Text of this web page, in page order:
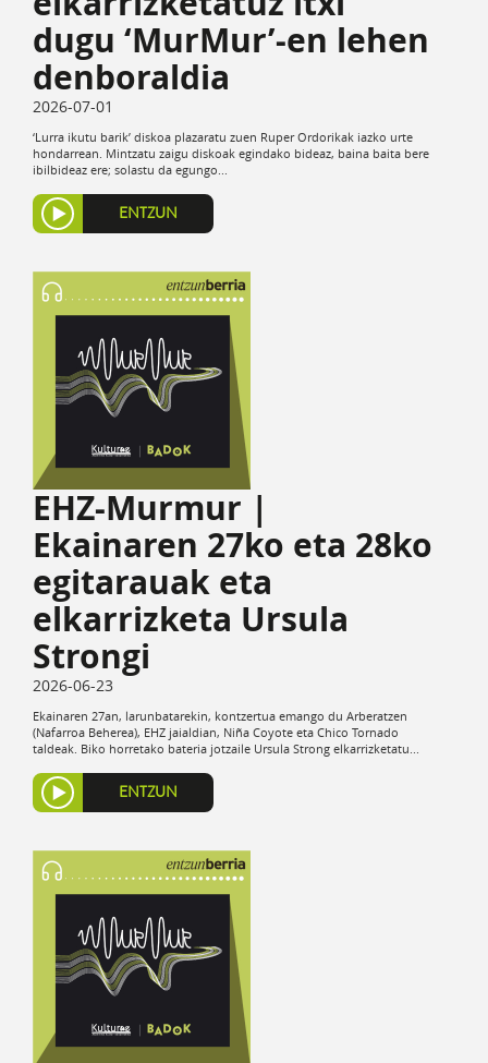
dugu ‘MurMur’-en lehen
denboraldia
2026-07-01
‘Lurra ikutu barik’ diskoa plazaratu zuen Ruper Ordorikak iazko urte
hondarrean. Mintzatu zaigu diskoak egindako bideaz, baina baita bere
ibilbideaz ere; solastu da egungo...
ENTZUN
EHZ-Murmur |
Ekainaren 27ko eta 28ko
egitarauak eta
elkarrizketa Ursula
Strongi
2026-06-23
Ekainaren 27an, larunbatarekin, kontzertua emango du Arberatzen
(Nafarroa Beherea), EHZ jaialdian, Niña Coyote eta Chico Tornado
taldeak. Biko horretako bateria jotzaile Ursula Strong elkarrizketatu...
ENTZUN